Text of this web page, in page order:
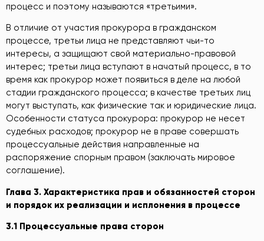
процесс и поэтому называются «третьими».
В отличие от участия прокурора в гражданском
процессе, третьи лица не представляют чьи-то
интересы, а защищают свой материально-правовой
интерес; третьи лица вступают в начатый процесс, в то
время как прокурор может появиться в деле на любой
стадии гражданского процесса; в качестве третьих лиц
могут выступать, как физические так и юридические лица.
Особенности статуса прокурора: прокурор не несет
судебных расходов; прокурор не в праве совершать
процессуальные действия направленные на
распоряжение спорным правом (заключать мировое
соглашение).
Глава 3. Характеристика прав и обязанностей сторон
и порядок их реализации и исплонения в процессе
3.1 Процессуальные права сторон